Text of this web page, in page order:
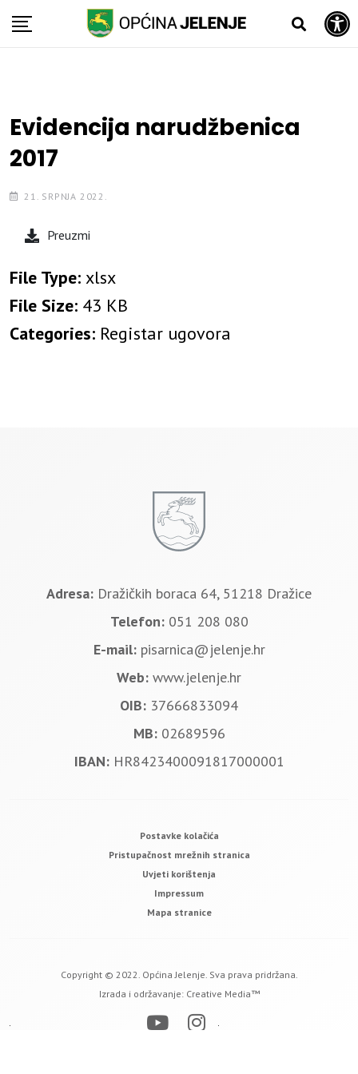
Open toolbar
Skip
Evidencija narudžbenica
2017
21. SRPNJA 2022.
Preuzmi
File Type: xlsx
File Size: 43 KB
Categories: Registar ugovora
Adresa: Dražičkih boraca 64, 51218 Dražice
Telefon: 051 208 080
E-mail: pisarnica@jelenje.hr
Web: www.jelenje.hr
OIB: 37666833094
MB: 02689596
IBAN: HR8423400091817000001
Postavke kolačića
Pristupačnost mrežnih stranica
Uvjeti korištenja
Impressum
Mapa stranice
Copyright © 2022. Općina Jelenje. Sva prava pridržana.
Izrada i održavanje: Creative Media™